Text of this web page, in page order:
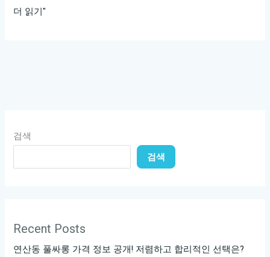
삼
더 읽기"
검색
검색
Recent Posts
연산동 풀싸롱 가격 정보 공개! 저렴하고 합리적인 선택은?